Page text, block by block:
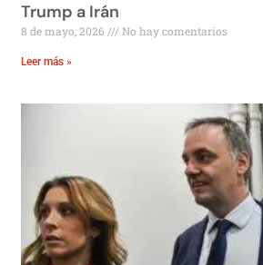
Trump a Irán
8 de mayo, 2026 No hay comentarios
Leer más »